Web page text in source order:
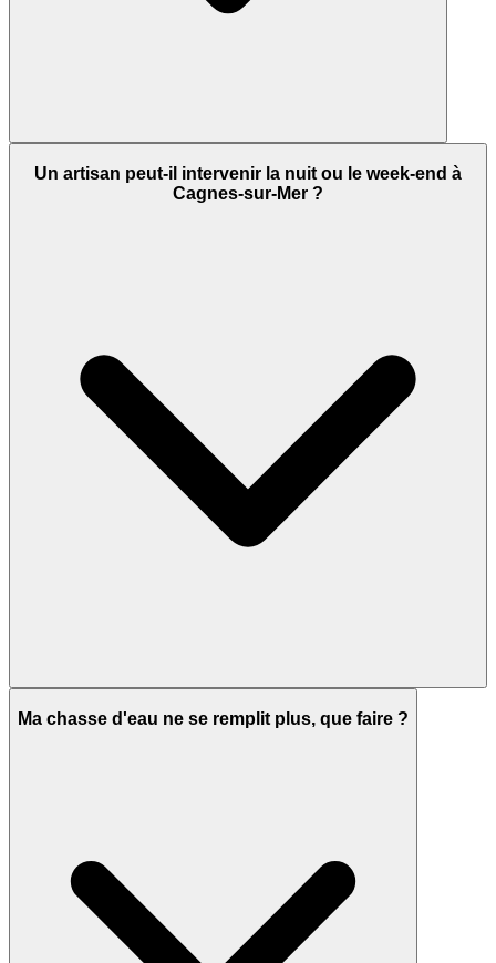
Un artisan peut-il intervenir la nuit ou le week-end à
Cagnes-sur-Mer ?
Ma chasse d'eau ne se remplit plus, que faire ?